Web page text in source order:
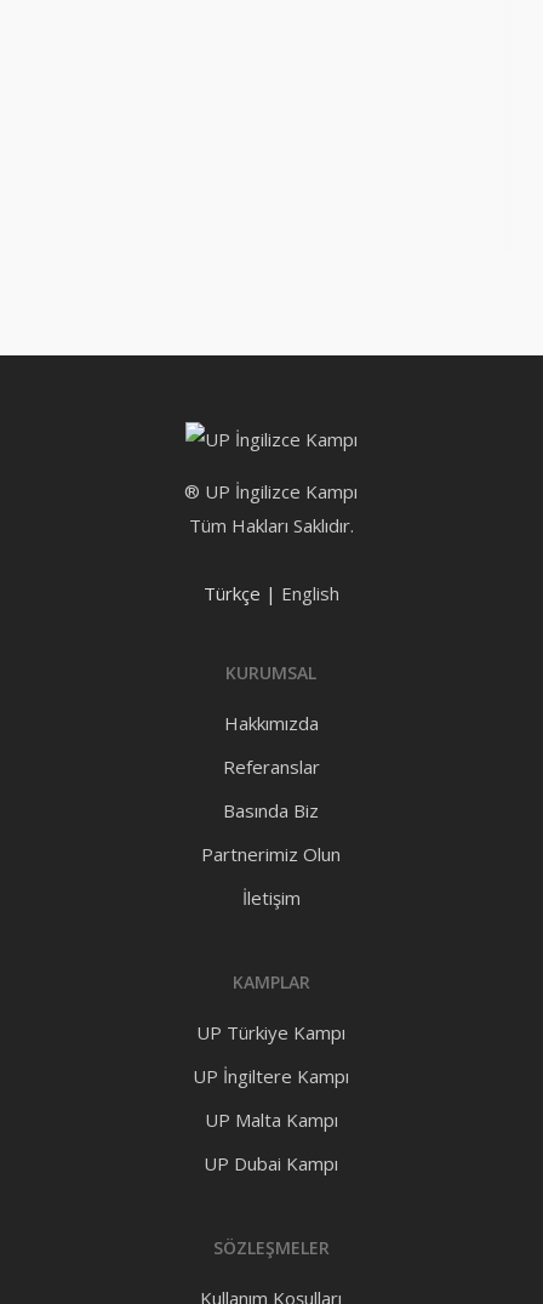
® UP İngilizce Kampı
Tüm Hakları Saklıdır.
Türkçe | English
KURUMSAL
Hakkımızda
Referanslar
Basında Biz
Partnerimiz Olun
İletişim
KAMPLAR
UP Türkiye Kampı
UP İngiltere Kampı
UP Malta Kampı
UP Dubai Kampı
SÖZLEŞMELER
Kullanım Koşulları